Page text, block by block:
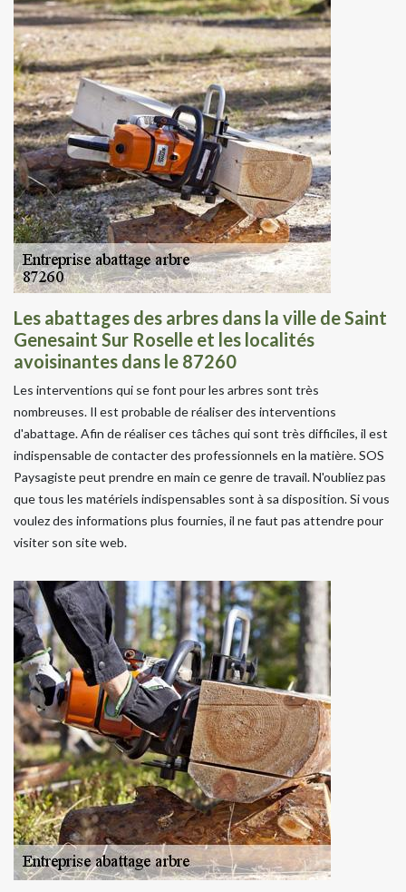
Les abattages des arbres dans la ville de Saint
Genesaint Sur Roselle et les localités
avoisinantes dans le 87260
Les interventions qui se font pour les arbres sont très
nombreuses. Il est probable de réaliser des interventions
d'abattage. Afin de réaliser ces tâches qui sont très difficiles, il est
indispensable de contacter des professionnels en la matière. SOS
Paysagiste peut prendre en main ce genre de travail. N'oubliez pas
que tous les matériels indispensables sont à sa disposition. Si vous
voulez des informations plus fournies, il ne faut pas attendre pour
visiter son site web.